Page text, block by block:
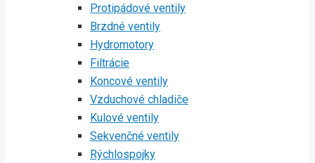
Protipádové ventily
Brzdné ventily
Hydromotory
Filtrácie
Koncové ventily
Vzduchové chladiče
Kulové ventily
Sekvenčné ventily
Rýchlospojky